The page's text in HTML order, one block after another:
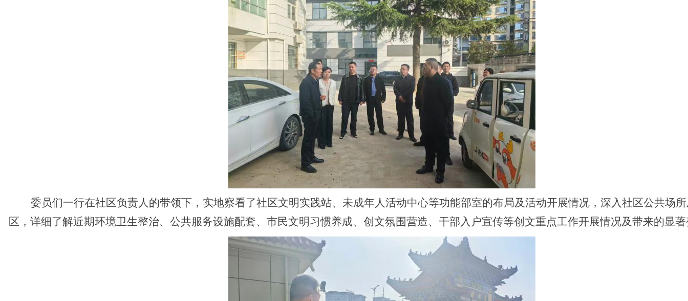
委员们一行在社区负责人的带领下，实地察看了社区文明实践站、未成年人活动中心等功能部室的布局及活动开展情况，深入社区公共场
区，详细了解近期环境卫生整治、公共服务设施配套、市民文明习惯养成、创文氛围营造、干部入户宣传等创文重点工作开展情况及带来的显